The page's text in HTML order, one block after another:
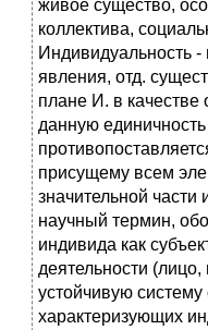
живое существо,
коллектива,
Индивидуальность
явления, отд.
плане И. в качестве
данную
присущему всем
значительной
научный термин,
индивида как
деятельности
устойчивую
характеризующих